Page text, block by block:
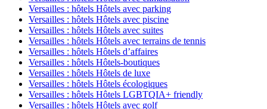
Versailles : hôtels Hôtels avec parking
Versailles : hôtels Hôtels avec piscine
Versailles : hôtels Hôtels avec suites
Versailles : hôtels Hôtels avec terrains de tennis
Versailles : hôtels Hôtels d’affaires
Versailles : hôtels Hôtels-boutiques
Versailles : hôtels Hôtels de luxe
Versailles : hôtels Hôtels écologiques
Versailles : hôtels Hôtels LGBTQIA+ friendly
Versailles : hôtels Hôtels avec golf